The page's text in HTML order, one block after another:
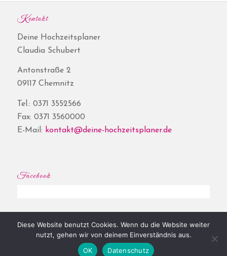
Kontakt
Deine Hochzeitsplaner
Claudia Schubert
Antonstraße 2
09117 Chemnitz
Tel.: 0371 3552566
Fax: 0371 3560000
E-Mail: kontakt@deine-hochzeitsplaner.de
Facebook
© Copyright - Deine Hochzeitsplaner® | Website byShore|Impressum|
Diese Website benutzt Cookies. Wenn du die Website weiter
nutzt, gehen wir von deinem Einverständnis aus.
OK
Datenschutz